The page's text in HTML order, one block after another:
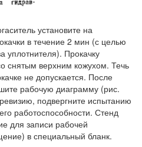
установите на
в течение 2 мин (с целью
уплотнителя). Прокачку
снятым верхним кожухом. Течь
не допускается. После
рабочую диаграмму (рис.
подвергните испытанию
работоспособности. Стенд
для записи рабочей
в специальный бланк.